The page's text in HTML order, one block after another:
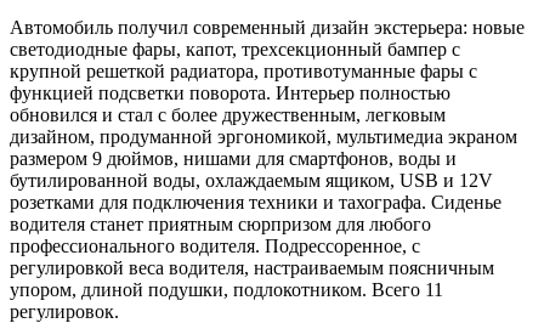
Автомобиль получил современный дизайн экстерьера: новые
светодиодные фары, капот, трехсекционный бампер с
крупной решеткой радиатора, противотуманные фары с
функцией подсветки поворота. Интерьер полностью
обновился и стал с более дружественным, легковым
дизайном, продуманной эргономикой, мультимедиа экраном
размером 9 дюймов, нишами для смартфонов, воды и
бутилированной воды, охлаждаемым ящиком, USB и 12V
розетками для подключения техники и тахографа. Сиденье
водителя станет приятным сюрпризом для любого
профессионального водителя. Подрессоренное, с
регулировкой веса водителя, настраиваемым поясничным
упором, длиной подушки, подлокотником. Всего 11
регулировок.